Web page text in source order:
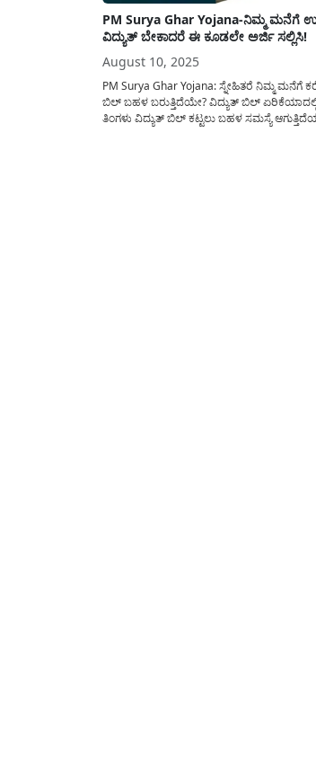
PM Surya Ghar Yojana-ನಿಮ್ಮ ಮನೆಗೆ
ವಿದ್ಯುತ್ ಬೇಕಾದರೆ ಈ ಕೂಡಲೇ ಅರ್ಜಿ ಸಲ್ಲಿಸಿ!
August 10, 2025
PM Surya Ghar Yojana: ಸ್ನೇಹಿತರೆ ನಿಮ್ಮ ಮನೆಗೆ
ಬಿಲ್ ಬಹಳ ಬರುತ್ತಿದೆಯೇ? ವಿದ್ಯುತ್ ಬಿಲ್ ಏರಿಕೆಯಾದಲ್ಲಿ
ತಿಂಗಳು ವಿದ್ಯುತ್ ಬಿಲ್ ಕಟ್ಟಲು ಬಹಳ ಸಮಸ್ಯೆ